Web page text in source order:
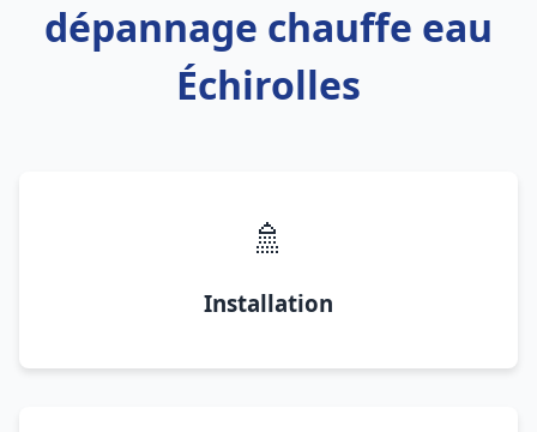
dépannage chauffe eau
Échirolles
🚿
Installation